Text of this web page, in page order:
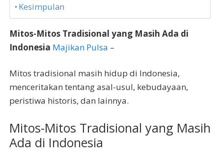
Kesimpulan
Mitos-Mitos Tradisional yang Masih Ada di
Indonesia Majikan Pulsa –
Mitos tradisional masih hidup di Indonesia,
menceritakan tentang asal-usul, kebudayaan,
peristiwa historis, dan lainnya.
Mitos-Mitos Tradisional yang Masih
Ada di Indonesia